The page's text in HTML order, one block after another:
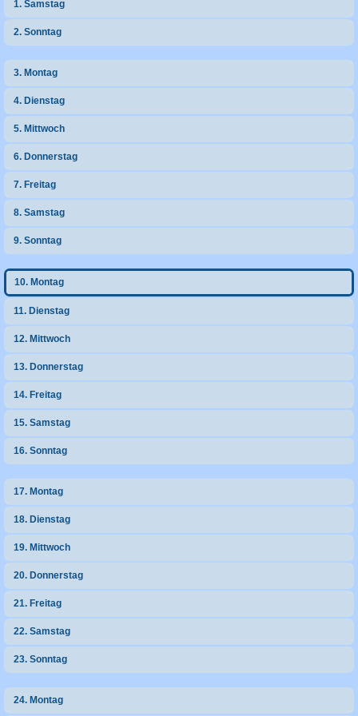
1. Samstag
2. Sonntag
3. Montag
4. Dienstag
5. Mittwoch
6. Donnerstag
7. Freitag
8. Samstag
9. Sonntag
10. Montag
11. Dienstag
12. Mittwoch
13. Donnerstag
14. Freitag
15. Samstag
16. Sonntag
17. Montag
18. Dienstag
19. Mittwoch
20. Donnerstag
21. Freitag
22. Samstag
23. Sonntag
24. Montag